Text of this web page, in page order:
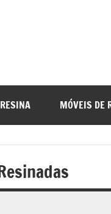
MÓVEIS DE